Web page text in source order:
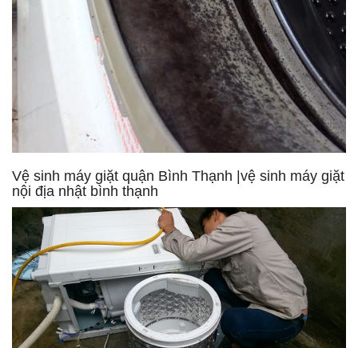
Vệ sinh máy giặt quận Bình Thạnh |vệ sinh máy giặt
nội địa nhật bình thạnh